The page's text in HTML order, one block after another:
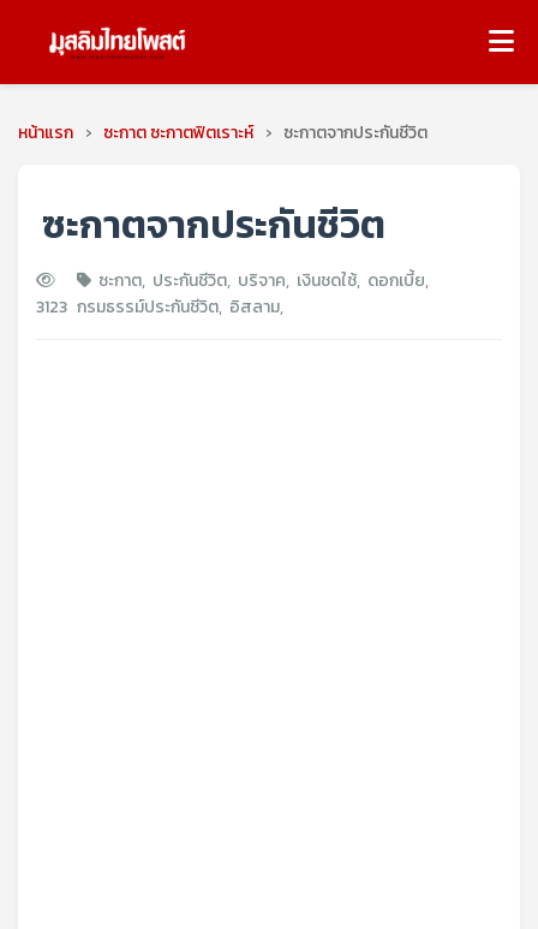
หน้าแรก › ซะกาต ซะกาตฟิตเราะห์ › ซะกาตจากประกันชีวิต
ซะกาตจากประกันชีวิต
3123
ซะกาต, ประกันชีวิต, บริจาค, เงินชดใช้, ดอกเบี้ย,
กรมธรรม์ประกันชีวิต, อิสลาม,